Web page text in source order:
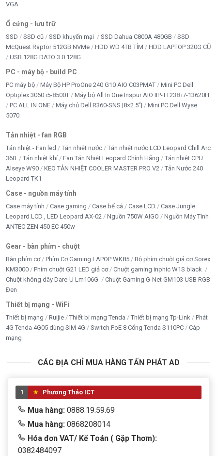
VGA
Ổ cứng - lưu trữ
SSD SSD cũ SSD khuyến mại SSD Dahua C800A 480GB
SSD
McQuest Raptor 512GB NVMe
HDD WD 4TB TÍM
HDD LAPTOP 320G CŨ
USB 128G DATO 3.0 128G
PC - máy bộ - build PC
PC máy bộ Máy Bộ HP ProOne 240 G10 AIO C03PMAT
Mini PC Dell
Optiplex 3060 i5-8500T
Máy bộ All In One Inspur AIO IIP-TT238 i7-13620H
PC ALL IN ONE
Máy chủ Dell R360-SNS |8×2.5”|
Mini PC Dell Wyse
5070
Tản nhiệt - fan RGB
Tản nhiệt - Fan led Tản nhiệt nước
Tản nhiệt nước LCD Leopard Chill Arc
360
Tản nhiệt khí Fan Tản Nhiệt Leopard Chính Hãng
Tản nhiệt CPU
Alseye W90
KEO TẢN NHIỆT COOLER MASTER PRO V2
Tản Nước 240
Leopard TK1
Case - nguồn máy tính
Case máy tính Case gaming Case bể cá Case LCD
Case Jungle
Leopard LCD , LED Leopard AX-02
Nguồn 750W AIGO
Nguồn Máy Tính
ANTEC ZEN 450 EC 450w
Gear - bàn phím - chuột
Bàn phím cơ Phím Cơ Gaming LAPOP WK85
Bộ phím chuột giả cơ Sorex
KM3000
Phím chuột G21 LED giả cơ
Chuột gaming inphic W1S black
Chuột không dây Dare-U Lm106G
Chuột Gaming G-Net GM103 USB RGB
Đen
Thiết bị mạng - WiFi
Thiết bị mạng Ruijie Thiết bị mạng Tenda Thiết bị mạng Tp-Link
Phát
4G Tenda 4G05 dùng SIM 4G
Switch PoE 8 Cổng Tenda S110PC
Cáp
mạng
CÁC ĐỊA CHỈ MUA HÀNG TẤN PHÁT AD
1 Phương Thảo ICT
Mua hàng: 0888.19.59.69
Mua hàng: 0868208014
Hóa đơn VAT/ Kế Toán ( Gặp Thơm):
0382484097